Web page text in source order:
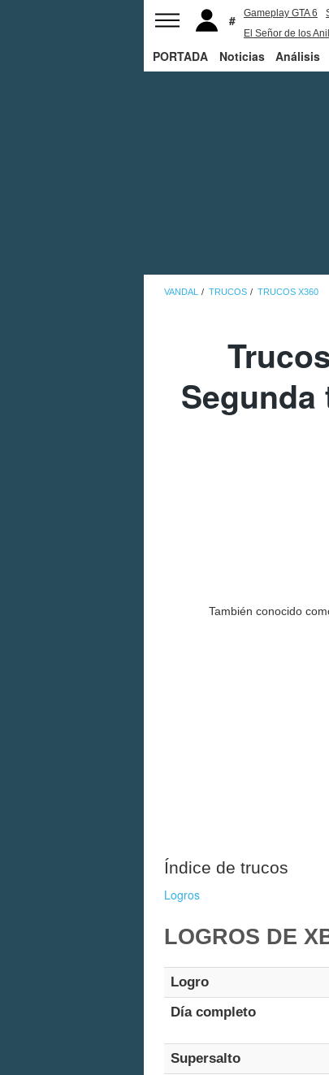
Gameplay GTA 6
El Señor de los
PORTADA Noticias Análisis
VANDAL TRUCOS TRUCOS X360
Segunda
También conocido
Índice de trucos
Logros
LOGROS DE
Logro
Día completo
Supersalto